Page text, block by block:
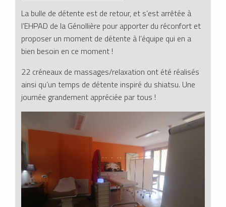
La bulle de détente est de retour, et s’est arrêtée à
l’EHPAD de la Génollière pour apporter du réconfort et
proposer un moment de détente à l’équipe qui en a
bien besoin en ce moment !
22 créneaux de massages/relaxation ont été réalisés
ainsi qu’un temps de détente inspiré du shiatsu. Une
journée grandement appréciée par tous !